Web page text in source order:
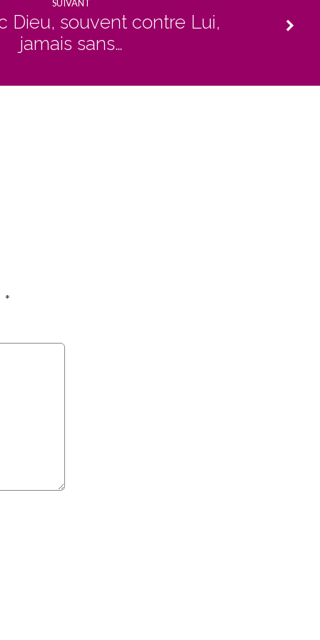
SUIVANT
Dieu, souvent contre Lui,
jamais sans…
*